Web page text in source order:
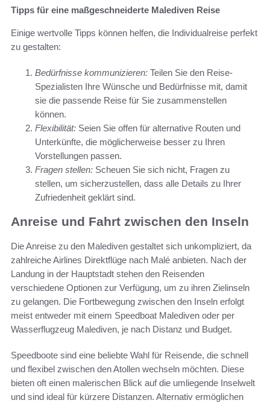
Tipps für eine maßgeschneiderte Malediven Reise
Einige wertvolle Tipps können helfen, die Individualreise perfekt
zu gestalten:
Bedürfnisse kommunizieren: Teilen Sie den Reise-
Spezialisten Ihre Wünsche und Bedürfnisse mit, damit
sie die passende Reise für Sie zusammenstellen
können.
Flexibilität: Seien Sie offen für alternative Routen und
Unterkünfte, die möglicherweise besser zu Ihren
Vorstellungen passen.
Fragen stellen: Scheuen Sie sich nicht, Fragen zu
stellen, um sicherzustellen, dass alle Details zu Ihrer
Zufriedenheit geklärt sind.
Anreise und Fahrt zwischen den Inseln
Die Anreise zu den Malediven gestaltet sich unkompliziert, da
zahlreiche Airlines Direktflüge nach Malé anbieten. Nach der
Landung in der Hauptstadt stehen den Reisenden
verschiedene Optionen zur Verfügung, um zu ihren Zielinseln
zu gelangen. Die Fortbewegung zwischen den Inseln erfolgt
meist entweder mit einem Speedboat Malediven oder per
Wasserflugzeug Malediven, je nach Distanz und Budget.
Speedboote sind eine beliebte Wahl für Reisende, die schnell
und flexibel zwischen den Atollen wechseln möchten. Diese
bieten oft einen malerischen Blick auf die umliegende Inselwelt
und sind ideal für kürzere Distanzen. Alternativ ermöglichen